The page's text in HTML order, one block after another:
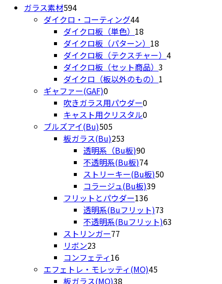
ガラス素材594594
個
の
商
品
ダイクロ・コーティング4444
個
の
商
品
ダイクロ板（単色） 18
個
の
商
品
ダイクロ板（パターン） 18
個
の
商
ダイクロ板（テクスチャー） 44
ダイクロ板（セット商品） 3
ダイクロ（板以外のもの） 1
ギャファー(GAF)00
個
の
商
品
吹きガラス用パウダー00
個
キャスト用クリスタル00
品
ブルズアイ(Bu)505505
個
の
商
品
板ガラス(Bu)253
個
の
商
品
透明系（Bu板)9090
個
の
商
品
不透明系(Bu板)7474
個
の
商
品
ストリーキー(Bu板)5050
品
コラージュ(Bu板)3939
の
商
フリットとパウダー136136
個
の
透明系(Buフリット)73
個
不透明系(Buフリット)63
ストリンガー77
商
品
リボン23
個
の
商
コンフェティ1616
個
の
エフェトレ・モレッティ(MO)4545
板ガラス(MO)38